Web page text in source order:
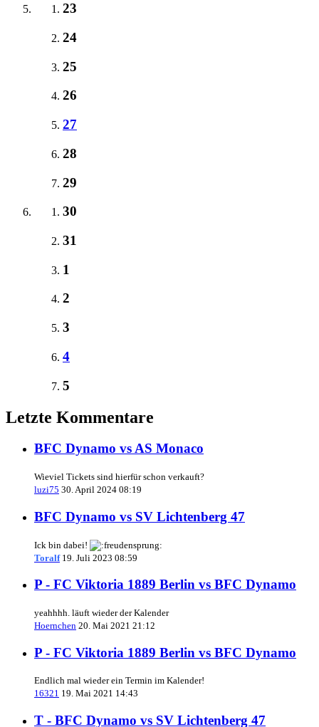
23
24
25
26
27
28
29
30
31
1
2
3
4
5
Letzte Kommentare
BFC Dynamo vs AS Monaco
Wieviel Tickets sind hierfür schon verkauft?
luzi75 30. April 2024 08:19
BFC Dynamo vs SV Lichtenberg 47
Ick bin dabei!
Toralf 19. Juli 2023 08:59
P - FC Viktoria 1889 Berlin vs BFC Dynamo
yeahhhh. läuft wieder der Kalender
Hoernchen 20. Mai 2021 21:12
P - FC Viktoria 1889 Berlin vs BFC Dynamo
Endlich mal wieder ein Termin im Kalender!
16321 19. Mai 2021 14:43
T - BFC Dynamo vs SV Lichtenberg 47